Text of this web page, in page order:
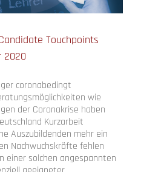
Touchpoints
2020
coronabedingt
wie
der Coronakrise haben
Kurzarbeit
Auszubildenden mehr ein
Nachwuchskräfte fehlen
einer solchen angespannten